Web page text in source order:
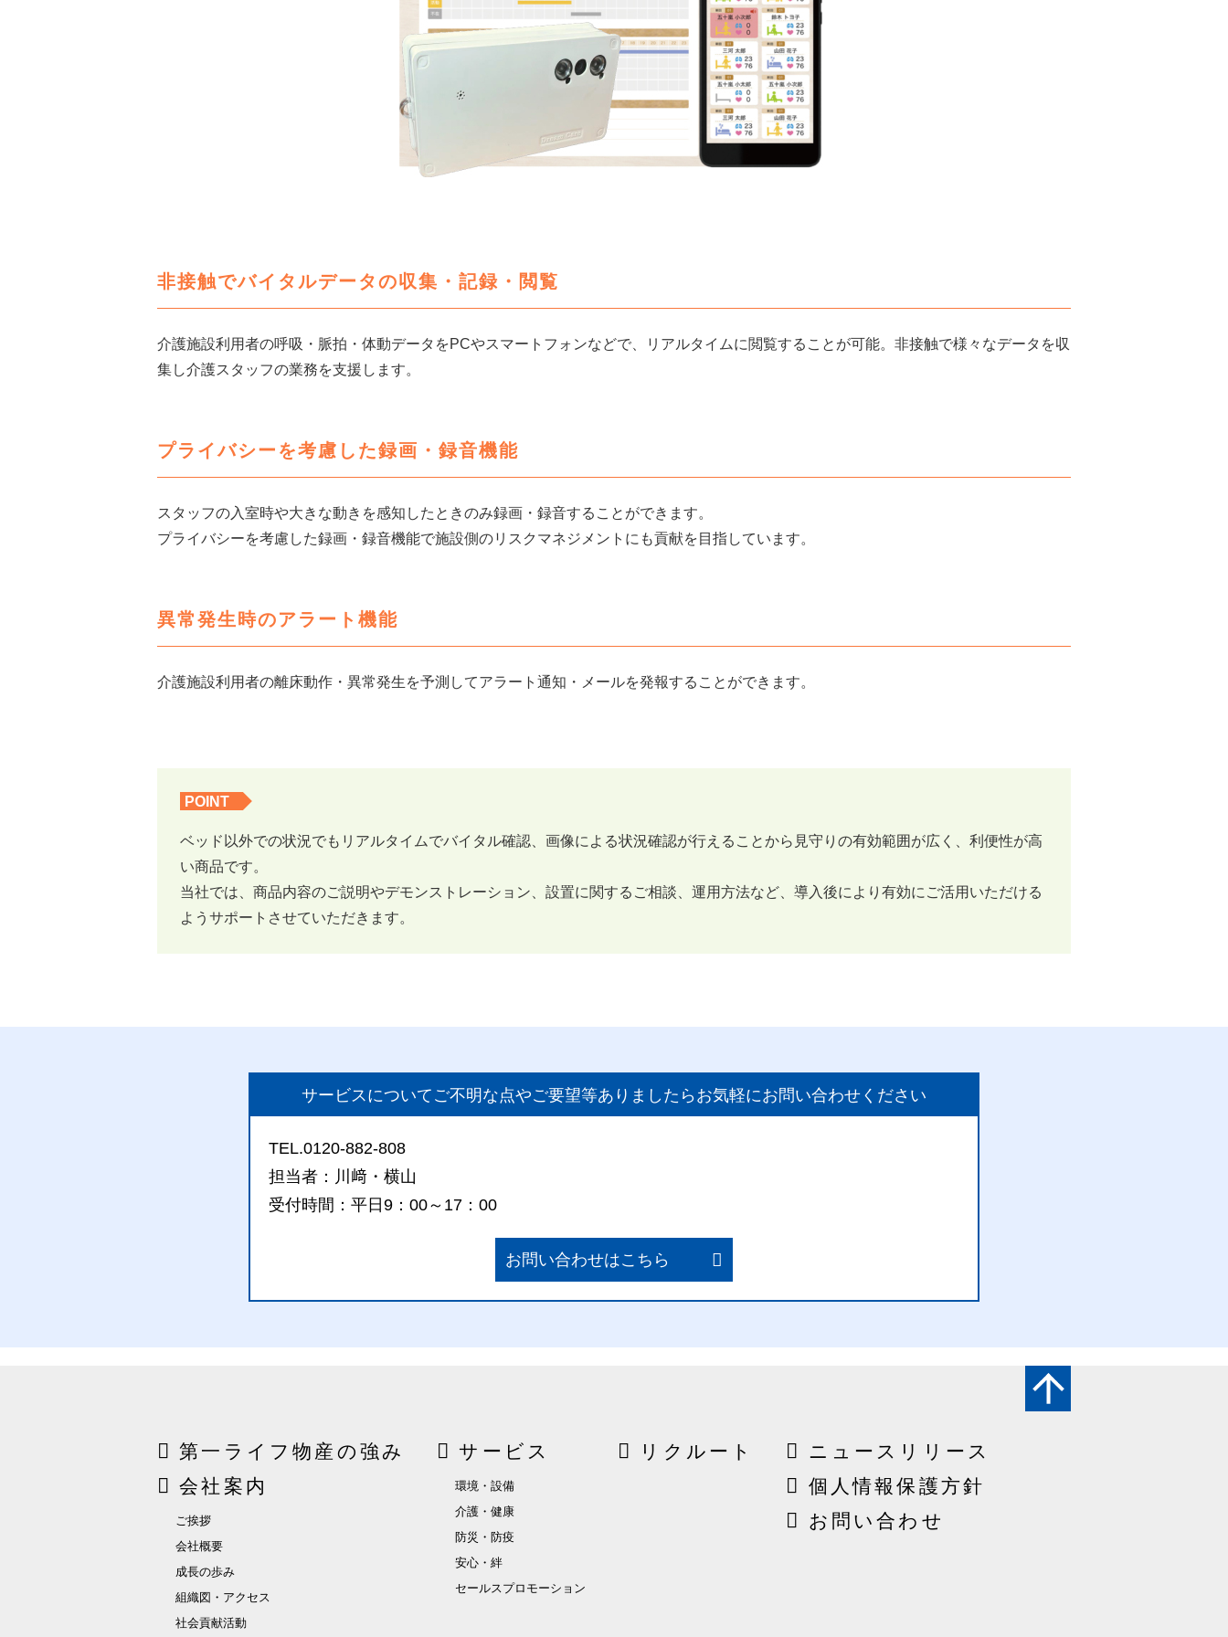
非接触でバイタルデータの収集・記録・閲覧
介護施設利用者の呼吸・脈拍・体動データをPCやスマートフォンなどで、リアルタイムに閲覧することが可能。非接触で様々なデータを収
集し介護スタッフの業務を支援します。
プライバシーを考慮した録画・録音機能
スタッフの入室時や大きな動きを感知したときのみ録画・録音することができます。
プライバシーを考慮した録画・録音機能で施設側のリスクマネジメントにも貢献を目指しています。
異常発生時のアラート機能
介護施設利用者の離床動作・異常発生を予測してアラート通知・メールを発報することができます。
POINT
ベッド以外での状況でもリアルタイムでバイタル確認、画像による状況確認が行えることから見守りの有効範囲が広く、利便性が高
い商品です。
当社では、商品内容のご説明やデモンストレーション、設置に関するご相談、運用方法など、導入後により有効にご活用いただける
ようサポートさせていただきます。
サービスについてご不明な点やご要望等ありましたらお気軽にお問い合わせください
TEL.0120-882-808
担当者：川﨑・横山
受付時間：平日9：00～17：00
お問い合わせはこちら
第一ライフ物産の強み
会社案内
ご挨拶
会社概要
成長の歩み
組織図・アクセス
社会貢献活動
サービス
環境・設備
介護・健康
防災・防疫
安心・絆
セールスプロモーション
リクルート
ニュースリリース
個人情報保護方針
お問い合わせ